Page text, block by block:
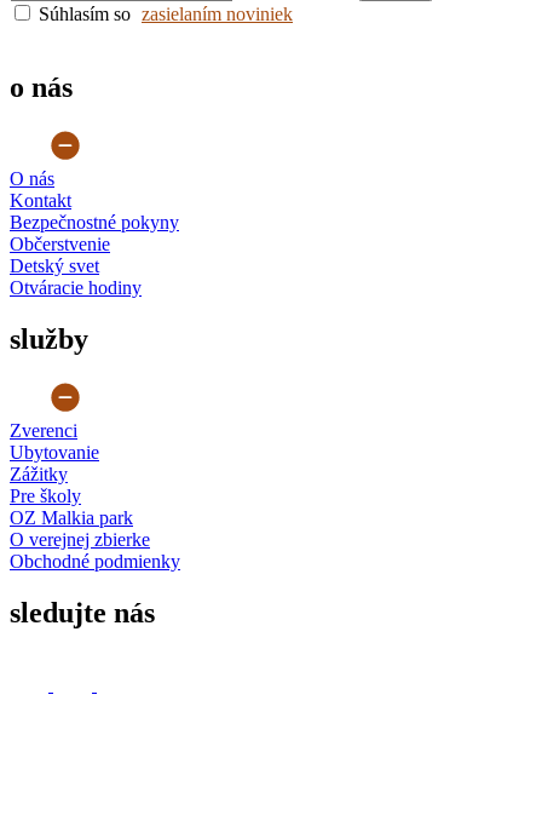
o nás
Kontakt
Bezpečnostné pokyny
Občerstvenie
Detský svet
Otváracie hodiny
služby
Ubytovanie
Zážitky
Pre školy
OZ Malkia park
O verejnej zbierke
Obchodné podmienky
sledujte nás